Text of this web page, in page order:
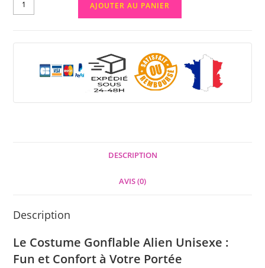
AJOUTER AU PANIER
DESCRIPTION
AVIS (0)
Description
Le Costume Gonflable Alien Unisexe :
Fun et Confort à Votre Portée